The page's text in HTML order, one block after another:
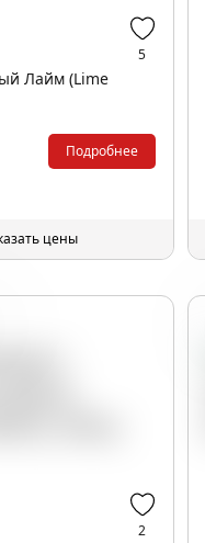
5
Лайм (Lime
Подробнее
цены
2